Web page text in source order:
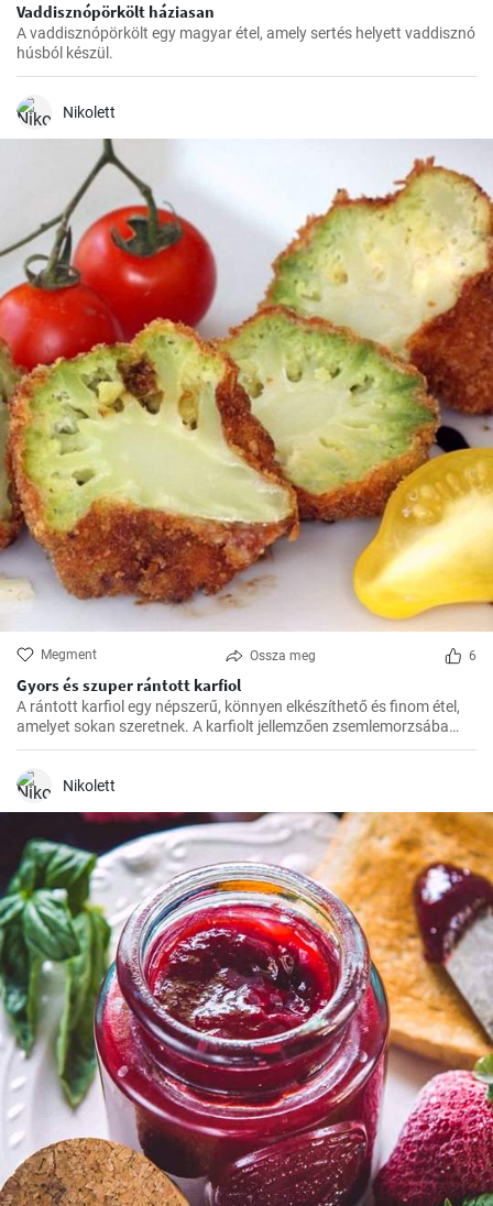
Vaddisznópörkölt háziasan
A vaddisznópörkölt egy magyar étel, amely sertés helyett vaddisznó
húsból készül.
Nikolett
Megment Ossza meg 6
Gyors és szuper rántott karfiol
A rántott karfiol egy népszerű, könnyen elkészíthető és finom étel,
amelyet sokan szeretnek. A karfiolt jellemzően zsemlemorzsába
forgatják, majd olajban sütik, hogy ropogós külsőt kapjanak.
Nikolett